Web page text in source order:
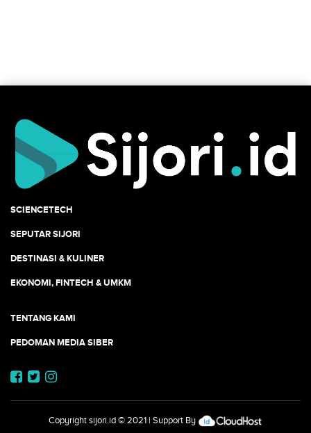
SCIENCETECH
SEPUTAR SIJORI
DESTINASI & KULINER
EKONOMI, FINTECH & UMKM
TENTANG KAMI
PEDOMAN MEDIA SIBER
Copyright sijori.id© 2021 | Support By